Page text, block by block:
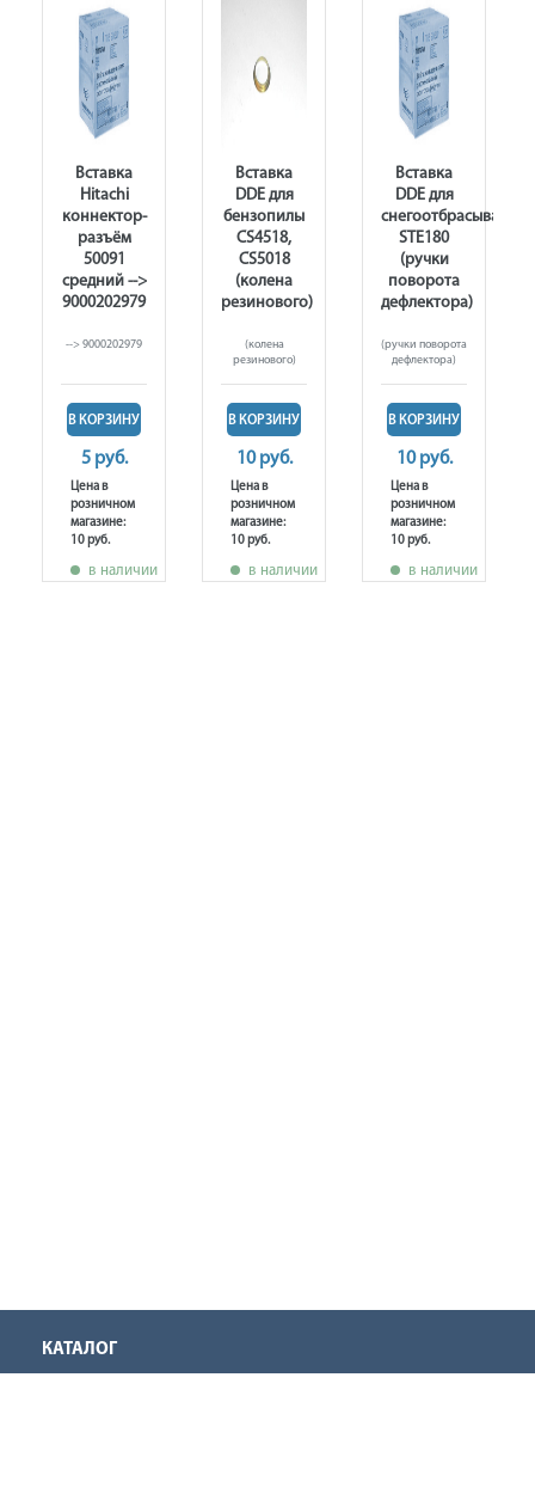
Вставка
Hitachi
коннектор-
разъём
50091
средний -->
9000202979
--> 9000202979
В КОРЗИНУ
5 руб.
Цена в
розничном
магазине:
10 руб.
в наличии
Вставка
DDE для
бензопилы
CS4518,
CS5018
(колена
резинового)
(колена
резинового)
В КОРЗИНУ
10 руб.
Цена в
розничном
магазине:
10 руб.
в наличии
Вставка
DDE для
снегоотбрасывателя
STE180
(ручки
поворота
дефлектора)
(ручки поворота
дефлектора)
В КОРЗИНУ
10 руб.
Цена в
розничном
магазине:
10 руб.
в наличии
КАТАЛОГ